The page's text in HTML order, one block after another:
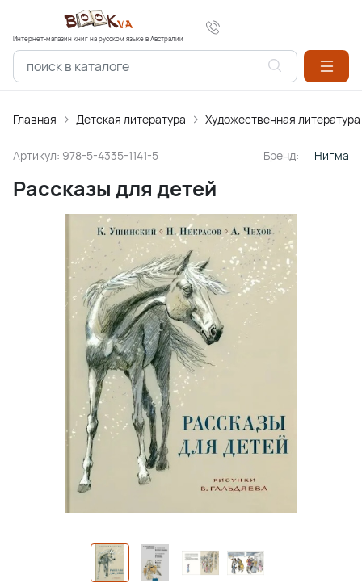
Интернет-магазин книг на русском языке в Австралии
Главная Детская литература Художественная литература
Артикул: 978-5-4335-1141-5 Бренд: Нигма
Рассказы для детей